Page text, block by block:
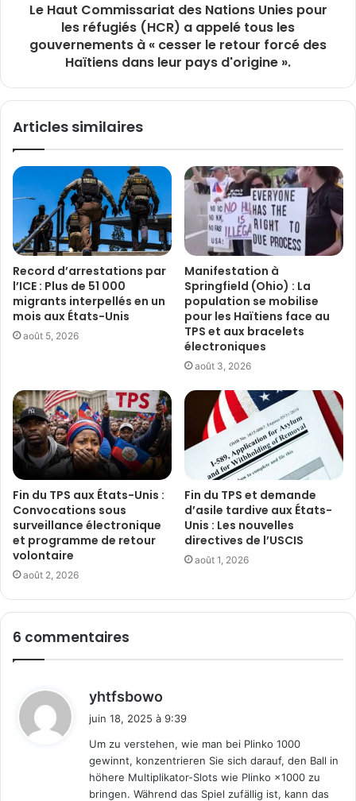
Le Haut Commissariat des Nations Unies pour
les réfugiés (HCR) a appelé tous les
gouvernements à « cesser le retour forcé des
Haïtiens dans leur pays d'origine ».
Articles similaires
Record d’arrestations par
l’ICE : Plus de 51 000
migrants interpellés en un
mois aux États-Unis
août 5, 2026
Manifestation à
Springfield (Ohio) : La
population se mobilise
pour les Haïtiens face au
TPS et aux bracelets
électroniques
août 3, 2026
Fin du TPS aux États-Unis :
Convocations sous
surveillance électronique
et programme de retour
volontaire
août 2, 2026
Fin du TPS et demande
d’asile tardive aux États-
Unis : Les nouvelles
directives de l’USCIS
août 1, 2026
6 commentaires
yhtfsbowo
:
juin 18, 2025 à 9:39
Um zu verstehen, wie man bei Plinko 1000
gewinnt, konzentrieren Sie sich darauf, den Ball in
höhere Multiplikator-Slots wie Plinko ×1000 zu
bringen. Während das Spiel zufällig ist, kann das